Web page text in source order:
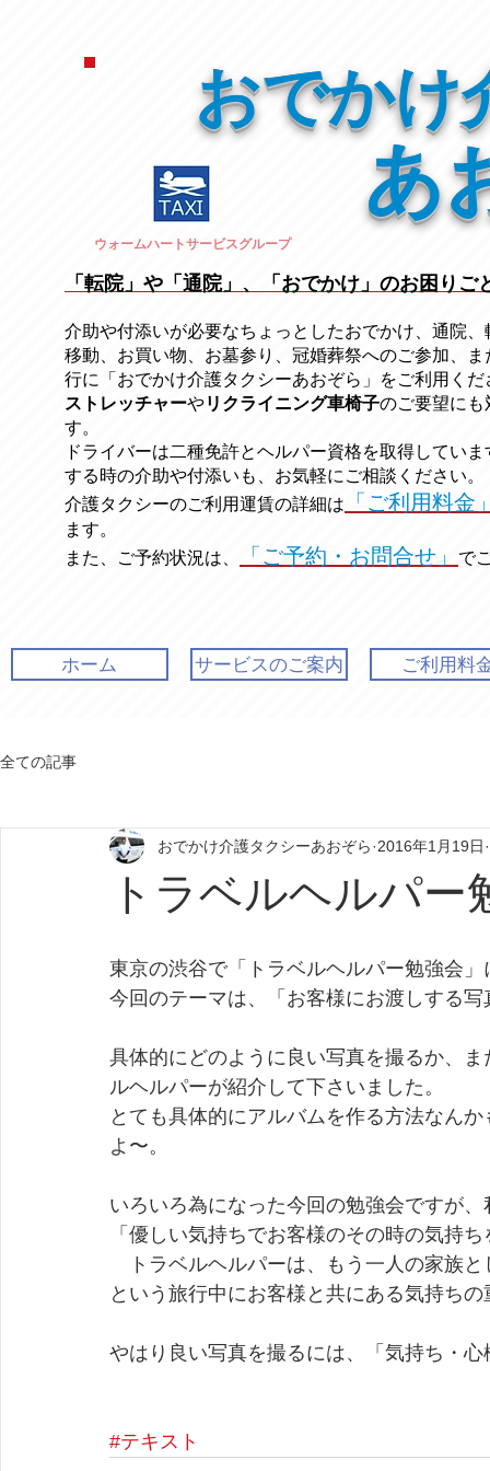
おでかけ
あ
ウォームハートサービスグループ
「転院」や「通院」、「おでかけ」のお困りご
介助や付添いが必要なちょっとしたおでかけ、通院
移動、お買い物、お墓参り、冠婚葬祭へのご参加、ま
行に「おでかけ介護タクシーあおぞら」をご利用くだ
ストレッチャー​やリクライニング車椅子のご要望にも
す。
ドライバーは二種免許とヘルパー資格を取得してい
する時の介助や付添いも、お気軽にご相談ください
介護タクシーのご利用運賃の詳細は 「ご利用料金
ます。
また、ご予約状況は、
「ご予約・お問合せ」 で
ホーム サービスのご案内 ご利用料
全ての記事
トラベルヘルパー
おでかけ介護タクシーあおぞら 2016年1月19日
東京の渋谷で「トラベルヘルパー勉強会
今回のテーマは、「お客様にお渡しする
具体的にどのように良い写真を撮るか、
ルヘルパーが紹介して下さいました。
とても具体的にアルバムを作る方法なん
よ〜。
いろいろ為になった今回の勉強会ですが
「優しい気持ちでお客様のその時の気持
トラベルヘルパーは、もう一人の家族
という旅行中にお客様と共にある気持ち
やはり良い写真を撮るには、「気持ち・
#テキスト